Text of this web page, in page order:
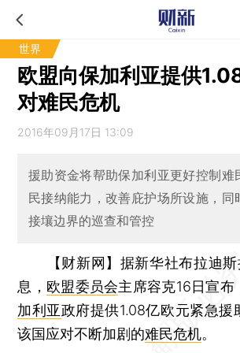
世界
欧盟向保加利亚提供
对难民危机
2016年09月17日 13:09
援助资金将帮助保加利亚更好控制难
民接纳能力，改善庇护场所设施，同
接壤边界的巡查和管控
【财新网】 据新华社布拉迪
息， 欧盟委员会主席容克16日宣布
加利亚政府提供1.08亿欧元紧急援
该国应对不断加剧的难民危机。